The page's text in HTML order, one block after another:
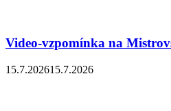
Video-vzpomínka na
15.7.202615.7.2026